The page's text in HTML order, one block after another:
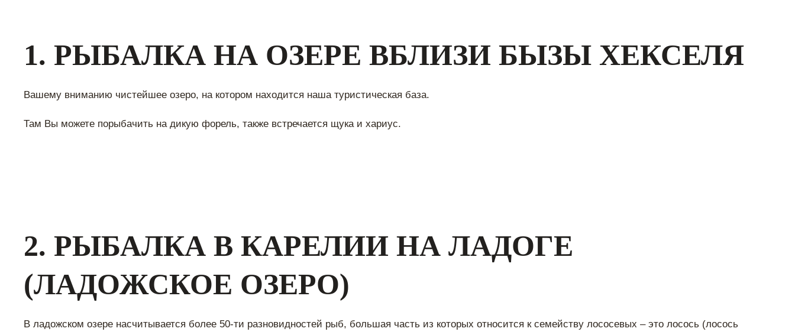
1. РЫБАЛКА НА ОЗЕРЕ ВБЛИЗИ БЫЗЫ ХЕКСЕЛЯ
Вашему вниманию чистейшее озеро, на котором находится наша туристическая база.
Там Вы можете порыбачить на дикую форель, также встречается щука и хариус.
2. РЫБАЛКА В КАРЕЛИИ НА ЛАДОГЕ
(ЛАДОЖСКОЕ ОЗЕРО)
В ладожском озере насчитывается более 50-ти разновидностей рыб, большая часть из которых относится к семейству лососевых – это лосось (лосось